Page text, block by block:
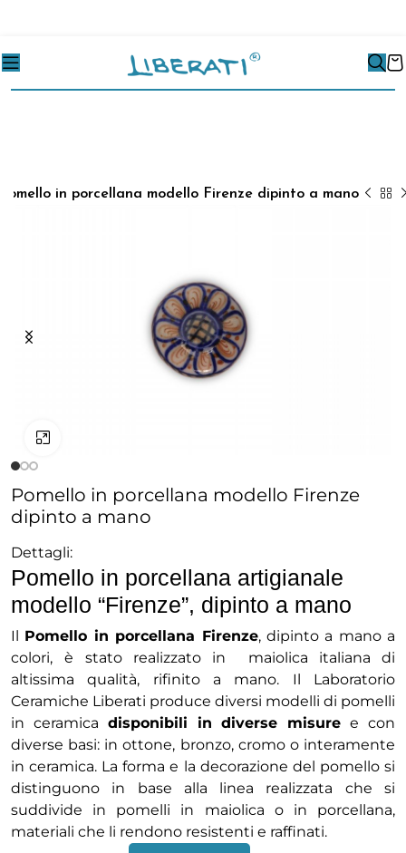
in porcellana modello Firenze dipinto a mano
Pomello in porcellana modello Firenze
dipinto a mano
Dettagli:
Pomello in porcellana artigianale
modello “Firenze”, dipinto a mano
Il Pomello in porcellana Firenze, dipinto a mano a
colori,
è stato realizzato in maiolica italiana di
altissima qualità, rifinito a mano. Il Laboratorio
Ceramiche Liberati produce diversi modelli di pomelli
in ceramica disponibili in diverse misure e con
diverse basi: in ottone, bronzo, cromo o interamente
in ceramica. La forma e la decorazione del pomello si
distinguono in base alla linea realizzata che si
suddivide in pomelli in maiolica o in porcellana,
materiali che li rendono resistenti e raffinati.